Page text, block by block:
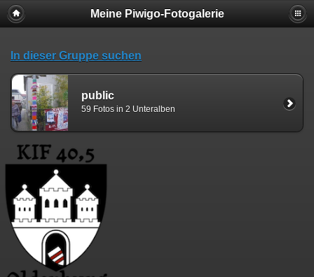
Meine Piwigo-Fotogalerie
In dieser Gruppe suchen
public
59 Fotos in 2 Unteralben